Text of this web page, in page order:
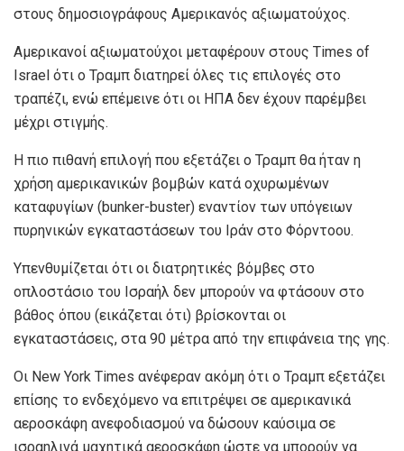
στους δημοσιογράφους Αμερικανός αξιωματούχος.
Αμερικανοί αξιωματούχοι μεταφέρουν στους Times of
Israel ότι ο Τραμπ διατηρεί όλες τις επιλογές στο
τραπέζι, ενώ επέμεινε ότι οι ΗΠΑ δεν έχουν παρέμβει
μέχρι στιγμής.
Η πιο πιθανή επιλογή που εξετάζει ο Τραμπ θα ήταν η
χρήση αμερικανικών βομβών κατά οχυρωμένων
καταφυγίων (bunker-buster) εναντίον των υπόγειων
πυρηνικών εγκαταστάσεων του Ιράν στο Φόρντοου.
Υπενθυμίζεται ότι οι διατρητικές βόμβες στο
οπλοστάσιο του Ισραήλ δεν μπορούν να φτάσουν στο
βάθος όπου (εικάζεται ότι) βρίσκονται οι
εγκαταστάσεις, στα 90 μέτρα από την επιφάνεια της γης.
Οι New York Times ανέφεραν ακόμη ότι ο Τραμπ εξετάζει
επίσης το ενδεχόμενο να επιτρέψει σε αμερικανικά
αεροσκάφη ανεφοδιασμού να δώσουν καύσιμα σε
ισραηλινά μαχητικά αεροσκάφη ώστε να μπορούν να